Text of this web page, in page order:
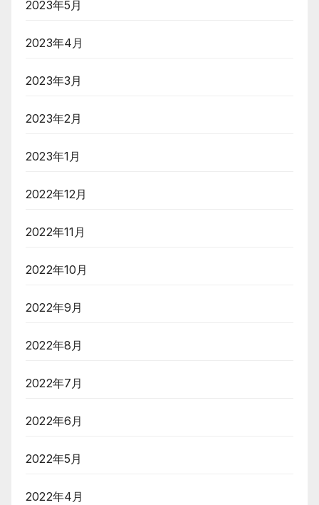
2023年5月
2023年4月
2023年3月
2023年2月
2023年1月
2022年12月
2022年11月
2022年10月
2022年9月
2022年8月
2022年7月
2022年6月
2022年5月
2022年4月